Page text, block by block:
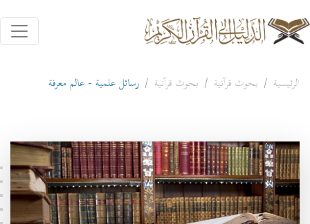
الرئيسية بحوث قرآنية بحوث قرآنية رسائل علمية - عالم معرفة